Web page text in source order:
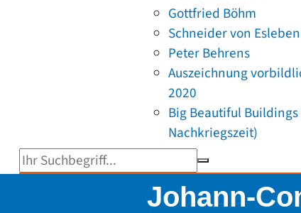
Gottfried Böhm
Schneider von Esleben
Peter Behrens
Auszeichnung
2020
Big Beautiful
Nachkriegszeit)
Suchbegriff eingeben
Johann-